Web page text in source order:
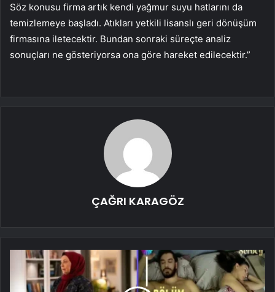
Söz konusu firma artık kendi yağmur suyu hatlarını da
temizlemeye başladı. Atıkları yetkili lisanslı geri dönüşüm
firmasına iletecektir. Bundan sonraki süreçte analiz
sonuçları ne gösteriyorsa ona göre hareket edilecektir.”
ÇAĞRI KARAGÖZ